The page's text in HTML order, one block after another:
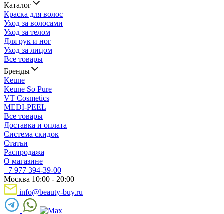
Каталог
Краска для волос
Уход за волосами
Уход за телом
Для рук и ног
Уход за лицом
Все товары
Бренды
Keune
Keune So Pure
VT Cosmetics
MEDI-PEEL
Все товары
Доставка и оплата
Система скидок
Статьи
Распродажа
О магазине
+7 977 394-39-00
Москва 10:00 - 20:00
info@beauty-buy.ru